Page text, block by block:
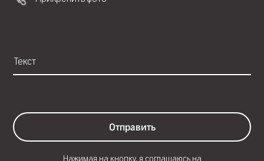
Отправить
Нажимая на кнопку, я соглашаюсь на